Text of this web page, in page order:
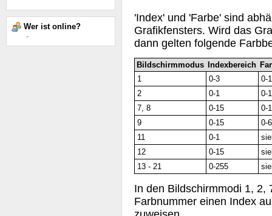
Wer ist online?
-
'Index' und 'Farbe' sind
Grafikfensters. Wird das
dann gelten folgende
Bildschirmmodus Indexbereich
1
0-3
0-
2
0-1
0-
7, 8
0-15
0-
9
0-15
0-
11
0-1
12
0-15
13 - 21
0-255
In den Bildschirmmodi 1, 2,
Farbnummer einen Index